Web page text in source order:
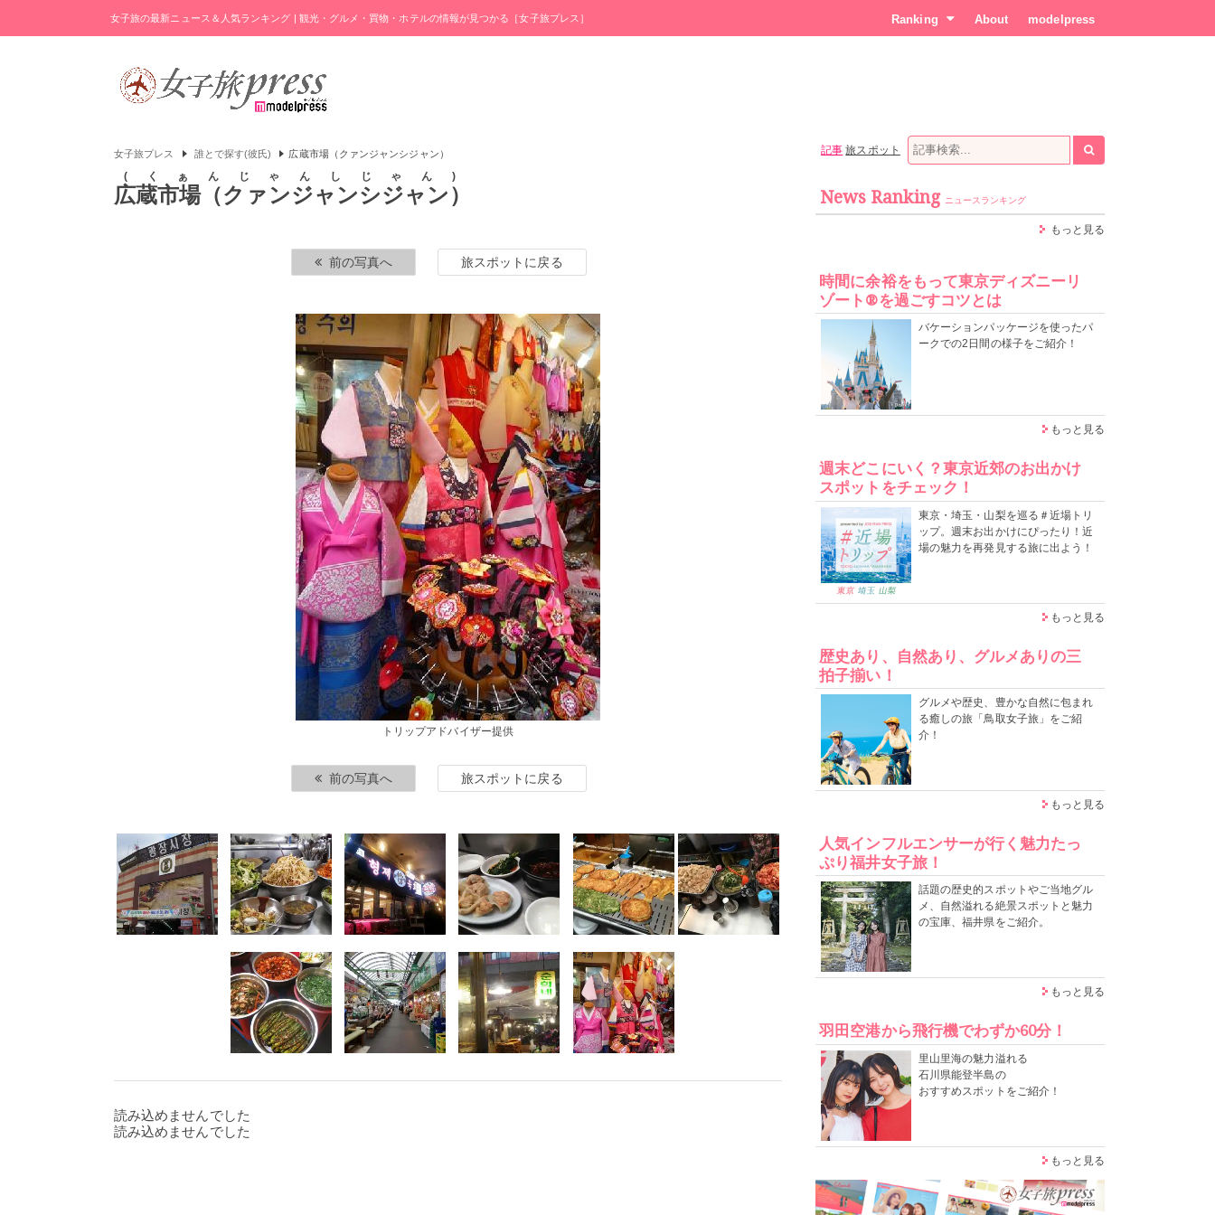
女子旅の最新ニュース＆人気ランキング | 観光・グルメ・買物・ホテルの情報が見つかる［女子旅プレス］ Ranking About modelpress
女子旅プレス 誰とで探す(彼氏) 広蔵市場（クァンジャンシジャン）
広蔵市場（クァンジャンシジャン）
くぁんじゃんしじゃん
前の写真へ 旅スポットに戻る
トリップアドバイザー提供
前の写真へ 旅スポットに戻る
読み込めませんでした
読み込めませんでした
記事 旅スポット
News Ranking ニュースランキング
もっと見る
時間に余裕をもって東京ディズニーリ
ゾート®を過ごすコツとは
バケーションパッケージを使ったパ
ークでの2日間の様子をご紹介！
もっと見る
週末どこにいく？東京近郊のお出かけ
スポットをチェック！
東京・埼玉・山梨を巡る＃近場トリ
ップ。週末お出かけにぴったり！近
場の魅力を再発見する旅に出よう！
もっと見る
歴史あり、自然あり、グルメありの三
拍子揃い！
グルメや歴史、豊かな自然に包まれ
る癒しの旅「鳥取女子旅」をご紹
介！
もっと見る
人気インフルエンサーが行く魅力たっ
ぷり福井女子旅！
話題の歴史的スポットやご当地グル
メ、自然溢れる絶景スポットと魅力
の宝庫、福井県をご紹介。
もっと見る
羽田空港から飛行機でわずか60分！
里山里海の魅力溢れる
石川県能登半島の
おすすめスポットをご紹介！
もっと見る